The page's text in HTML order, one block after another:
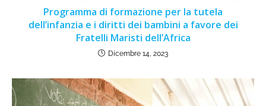
Programma di formazione per la tutela
dell’infanzia e i diritti dei bambini a favore dei
Fratelli Maristi dell’Africa
Dicembre 14, 2023